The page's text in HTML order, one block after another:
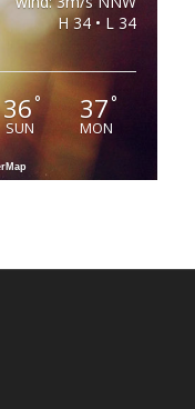
H 34 • L 34
36°
SUN
37°
MON